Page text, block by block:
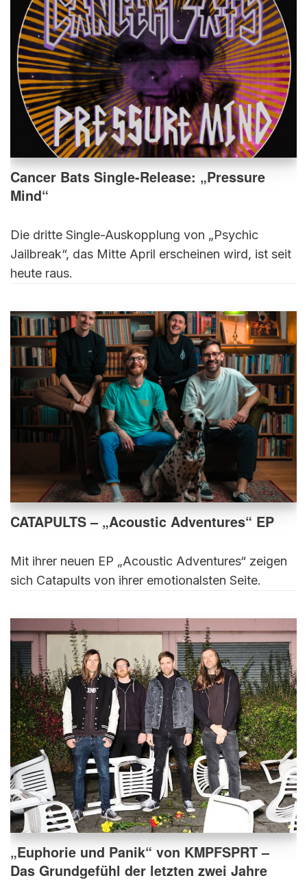
Cancer Bats Single-Release: „Pressure
Mind“
Die dritte Single-Auskopplung von „Psychic
Jailbreak“, das Mitte April erscheinen wird, ist seit
heute raus.
CATAPULTS – „Acoustic Adventures“ EP
Mit ihrer neuen EP „Acoustic Adventures“ zeigen
sich Catapults von ihrer emotionalsten Seite.
„Euphorie und Panik“ von KMPFSPRT –
Das Grundgefühl der letzten zwei Jahre